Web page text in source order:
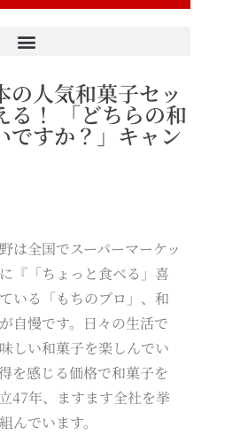
の人気和菓子セッ
る！ 「どちらの和
ですか？」キャン
は全国でスーパーマーケッ
『「ちょっと食べる」喜
いる「もちのプロ」、和
自慢です。日々の生活で
しい和菓子を楽しんでい
を感じる価格で和菓子を
47年、ますます全社を挙
んでいます。